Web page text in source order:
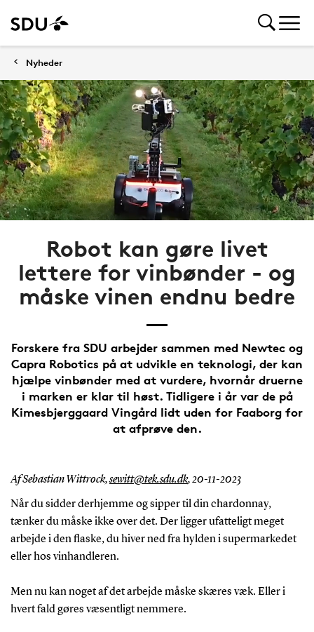
Nyheder
Robot kan gøre livet
lettere for vinbønder - og
måske vinen endnu bedre
Forskere fra SDU arbejder sammen med Newtec og
Capra Robotics på at udvikle en teknologi, der kan
hjælpe vinbønder med at vurdere, hvornår druerne
i marken er klar til høst. Tidligere i år var de på
Kimesbjerggaard Vingård lidt uden for Faaborg for
at afprøve den.
Af Sebastian Wittrock,sewitt@tek.sdu.dk,20-11-2023
Når du sidder derhjemme og sipper til din chardonnay,
tænker du måske ikke over det. Der ligger ufatteligt meget
arbejde i den flaske, du hiver ned fra hylden i supermarkedet
eller hos vinhandleren.
Men nu kan noget af det arbejde måske skæres væk. Eller i
hvert fald gøres væsentligt nemmere.